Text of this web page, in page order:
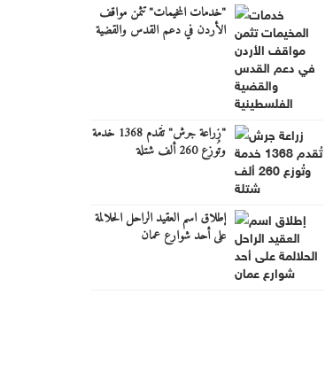
"خدمات المخيمات" تثمن مواقف
الأردن في دعم القدس والقضية
"زراعة جرش" تُقدم 1368 خدمة
وتُوزع 260 ألف شتلة
إطلاق اسم العقيد الراحل الحلالمة
على أحد شوارع عمان